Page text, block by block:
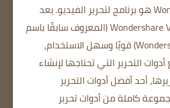
هو برنامج لتحرير الفيديو.يعد
برنامج Wondershare Video Editor (المعروف سابقًا باسم
Wondershare Video Editor) قويًا وسهل الاستخدام،
التحرير التي تحتاجها لإنشاء
أحد أفضل أدوات التحرير
كاملة من أدوات تحرير